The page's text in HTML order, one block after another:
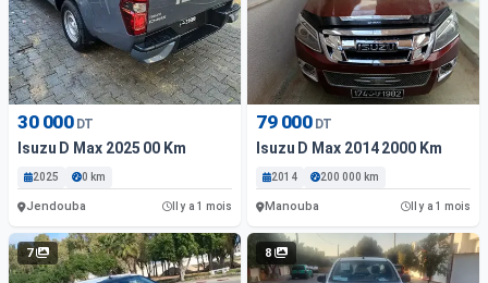
30 000 DT
Isuzu D Max 2025 00 Km
2025 0 km
Jendouba Il y a 1 mois
79 000 DT
Isuzu D Max 2014 2000 Km
2014 200 000 km
Manouba Il y a 1 mois
7 8